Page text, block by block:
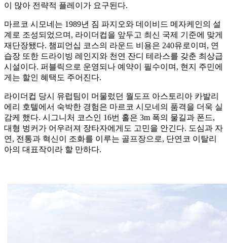
이 많아 전략적 플레이가 요구된다.
마르코 시모네는 1989년 짐 파지오와 데이비드 메자케인의 설
계로 조성되었으며, 라이더컵을 앞두고 최신 국제 기준에 맞게
재단장됐다. 챔피언십 코스의 라운드 비용은 240유로이며, 연
습장 또한 드라이빙 레인지와 천연 잔디 테라스를 갖춘 최상급
시설이다. 퍼블릭으로 운영되나 예약이 필수이며, 현지 주민에
게는 할인 혜택도 주어진다.
라이더컵 당시 유럽팀이 머물렀던 월도프 아스토리아 카발리
에리 호텔에서 숙박한 경험은 마르코 시모네의 품격을 더욱 실
감케 했다. 시그니처 코스인 16번 홀은 3m 폭의 물길과 폰드,
대형 벙커가 어우러져 장타자에게도 고민을 안긴다. 도심과 자
연, 전통과 혁신이 조화를 이루는 골프장으로, 단연코 이탈리
아의 대표작이라 할 만하다.